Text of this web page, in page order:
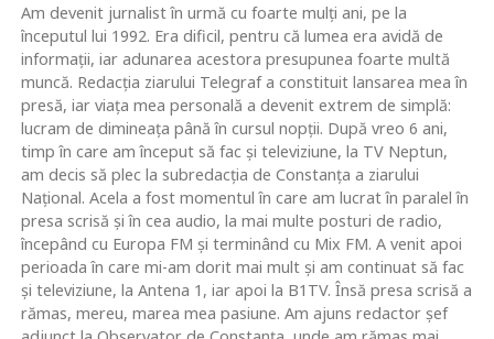
Am devenit jurnalist în urmă cu foarte mulţi ani, pe la
începutul lui 1992. Era dificil, pentru că lumea era avidă de
informaţii, iar adunarea acestora presupunea foarte multă
muncă. Redacţia ziarului Telegraf a constituit lansarea mea în
presă, iar viaţa mea personală a devenit extrem de simplă:
lucram de dimineaţa până în cursul nopţii. După vreo 6 ani,
timp în care am început să fac şi televiziune, la TV Neptun,
am decis să plec la subredacţia de Constanţa a ziarului
Naţional. Acela a fost momentul în care am lucrat în paralel în
presa scrisă şi în cea audio, la mai multe posturi de radio,
începând cu Europa FM şi terminând cu Mix FM. A venit apoi
perioada în care mi-am dorit mai mult şi am continuat să fac
şi televiziune, la Antena 1, iar apoi la B1TV. Însă presa scrisă a
rămas, mereu, marea mea pasiune. Am ajuns redactor şef